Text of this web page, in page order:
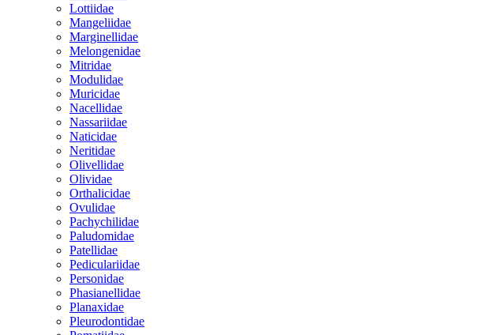
Lottiidae
Mangeliidae
Marginellidae
Melongenidae
Mitridae
Modulidae
Muricidae
Nacellidae
Nassariidae
Naticidae
Neritidae
Olivellidae
Olividae
Orthalicidae
Ovulidae
Pachychilidae
Paludomidae
Patellidae
Pediculariidae
Personidae
Phasianellidae
Planaxidae
Pleurodontidae